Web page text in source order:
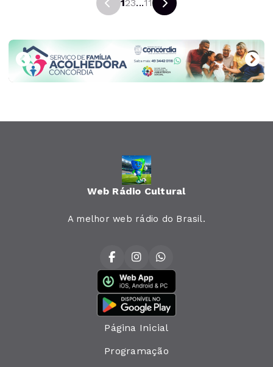
123...11
Web Rádio Cultural
A melhor web rádio do Brasil.
Página Inicial
Programação